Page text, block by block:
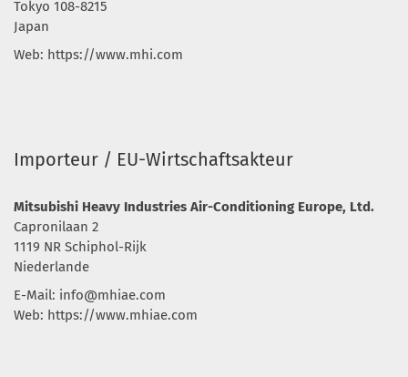
Tokyo 108-8215
Japan
Web: https://www.mhi.com
Importeur / EU-Wirtschaftsakteur
Mitsubishi Heavy Industries Air-Conditioning Europe, Ltd.
Capronilaan 2
1119 NR Schiphol-Rijk
Niederlande
E-Mail: info@mhiae.com
Web: https://www.mhiae.com